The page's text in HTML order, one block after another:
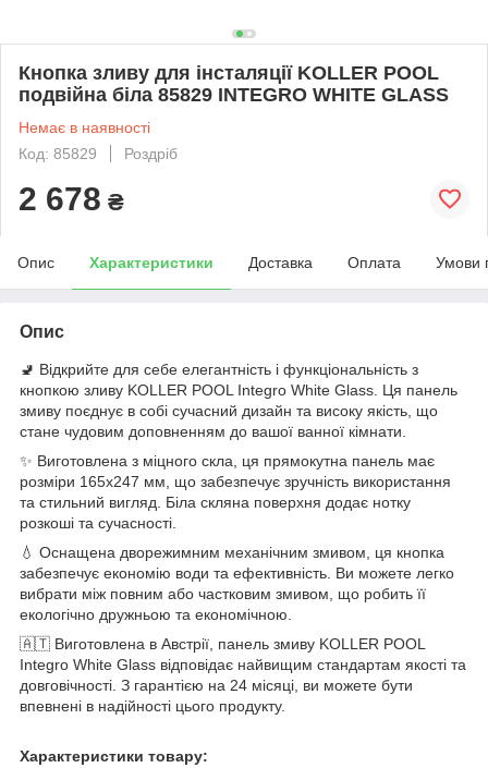
Кнопка зливу для інсталяції KOLLER POOL
подвійна біла 85829 INTEGRO WHITE GLASS
Немає в наявності
Код: 85829
Роздріб
2 678 ₴
Опис Характеристики Доставка Оплата Умови
Опис
🚽 Відкрийте для себе елегантність і функціональність з
кнопкою зливу KOLLER POOL Integro White Glass. Ця панель
змиву поєднує в собі сучасний дизайн та високу якість, що
стане чудовим доповненням до вашої ванної кімнати.
✨ Виготовлена з міцного скла, ця прямокутна панель має
розміри 165x247 мм, що забезпечує зручність використання
та стильний вигляд. Біла скляна поверхня додає нотку
розкоші та сучасності.
💧 Оснащена дворежимним механічним змивом, ця кнопка
забезпечує економію води та ефективність. Ви можете легко
вибрати між повним або частковим змивом, що робить її
екологічно дружньою та економічною.
🇦🇹 Виготовлена в Австрії, панель змиву KOLLER POOL
Integro White Glass відповідає найвищим стандартам якості та
довговічності. З гарантією на 24 місяці, ви можете бути
впевнені в надійності цього продукту.
Характеристики товару: